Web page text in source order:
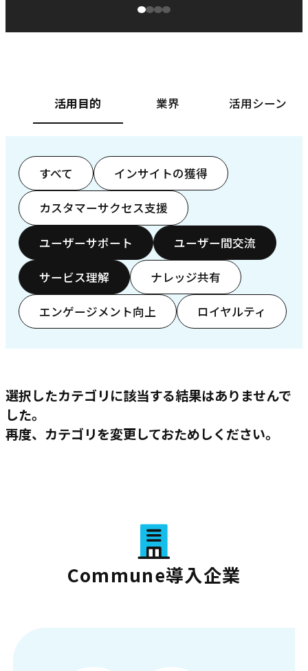
活用目的 業界 活用シーン
すべて インサイトの獲得
カスタマーサクセス支援
ユーザーサポート ユーザー間交流
サービス理解 ナレッジ共有
エンゲージメント向上 ロイヤルティ
選択したカテゴリに該当する結果はありませんで
した。
再度、カテゴリを変更しておためしください。
Commune導入企業